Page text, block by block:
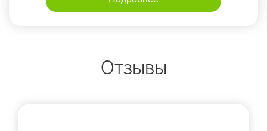
Отзывы